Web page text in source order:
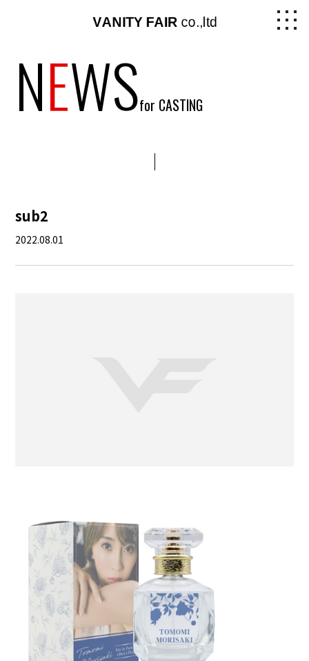
NEWSfor CASTING
sub2
2022.08.01